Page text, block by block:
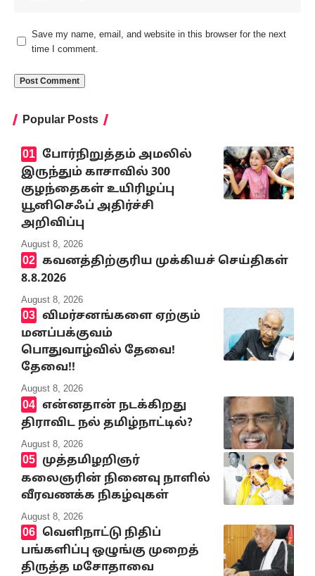
Save my name, email, and website in this browser for the next
time I comment.
Popular Posts
போர்நிறுத்தம் அமலில்
இருந்தும் காசாவில் 300
குழந்தைகள் உயிரிழப்பு
யூனிசெஃப் அதிர்ச்சி
அறிவிப்பு
August 8, 2026
கவனத்திற்குரிய முக்கியச் செய்திகள்
8.8.2026
August 8, 2026
விமர்சனங்களை ஏற்கும்
மனப்பக்குவம்
பொதுவாழ்வில் தேவை!
தேவை!!
August 8, 2026
என்னதான் நடக்கிறது
திராவிட நல் தமிழ்நாட்டில்?
August 8, 2026
முத்தமிழறிஞர்
கலைஞரின் நினைவு நாளில்
வீரவணக்க நிகழ்வுகள்
August 8, 2026
வெளிநாட்டு நிதிப்
பங்களிப்பு ஒழுங்கு முறைத்
திருத்த மசோதாவை